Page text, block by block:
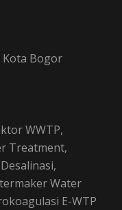
Kota Bogor
WWTP,
Treatment,
Water
E-WTP